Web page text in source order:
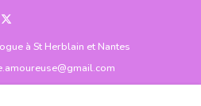
à St Herblain et Nantes